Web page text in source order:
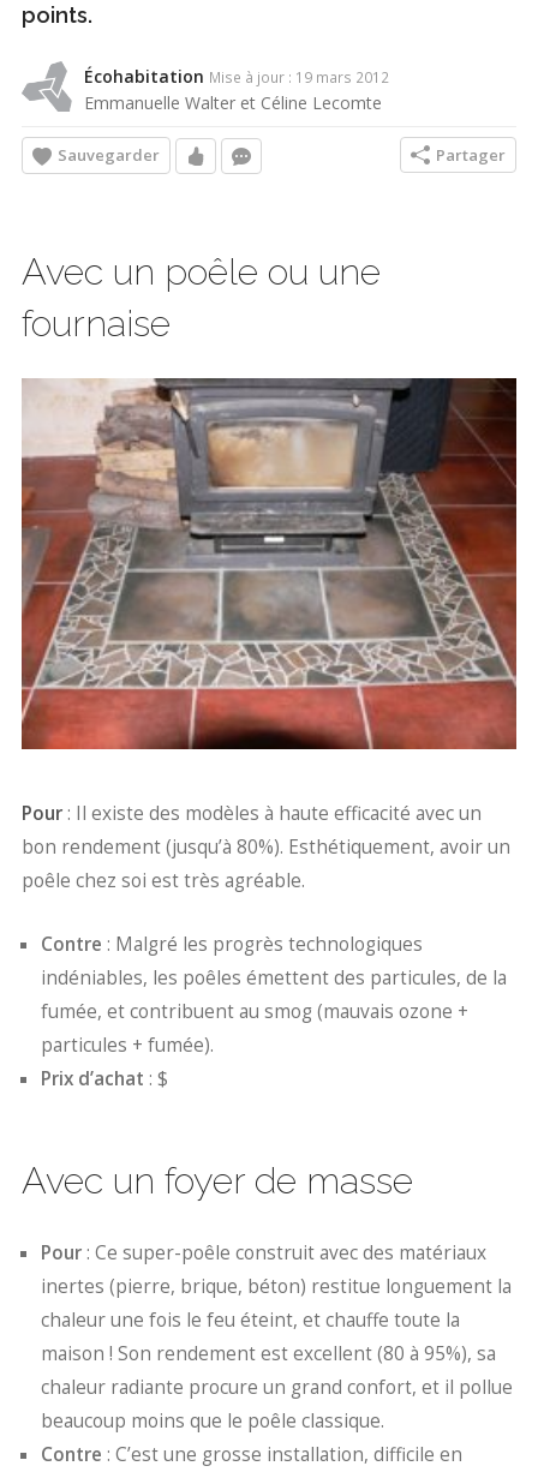
points.
Écohabitation Mise à jour : 19 mars 2012
Emmanuelle Walter et Céline Lecomte
Sauvegarder Partager
Avec un poêle ou une
fournaise
Pour : Il existe des modèles à haute efficacité avec un
bon rendement (jusqu’à 80%). Esthétiquement, avoir un
poêle chez soi est très agréable.
Contre : Malgré les progrès technologiques
indéniables, les poêles émettent des particules, de la
fumée, et contribuent au smog (mauvais ozone +
particules + fumée).
Prix d’achat : $
Avec un foyer de masse
Pour : Ce super-poêle construit avec des matériaux
inertes (pierre, brique, béton) restitue longuement la
chaleur une fois le feu éteint, et chauffe toute la
maison ! Son rendement est excellent (80 à 95%), sa
chaleur radiante procure un grand confort, et il pollue
beaucoup moins que le poêle classique.
Contre : C’est une grosse installation, difficile en